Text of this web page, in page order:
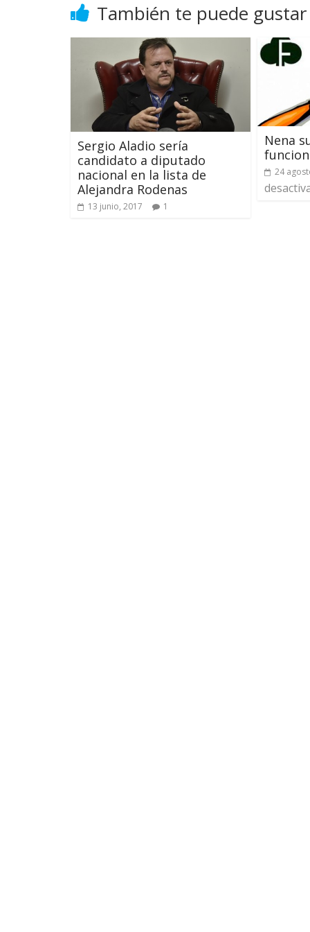
También te puede gustar
Sergio Aladio sería
candidato a diputado
nacional en la lista de
Alejandra Rodenas
13 junio, 2017 1
Nena
24